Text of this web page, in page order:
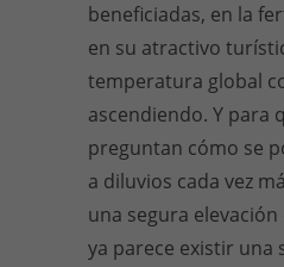
beneficiadas, en la
en su atractivo
temperatura global
ascendiendo. Y para
preguntan cómo se
a diluvios cada vez
una segura
ya parece existir una